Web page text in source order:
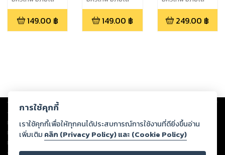
149.00 ฿ 149.00 ฿ 249.00 ฿
Copyright © 2026
ต่อผลงานหรือเนื้อหาใดที่อัปโหลดผ่านเว็บไซต์และปรากฏว่าละเมิดสิทธิใน
ทรัพย์สินทางปัญญาของบุคคลอื่นหรือขัดต่อกฎหมายและศีลธรรม ดังนั้น ผู้อ่าน
ทุกท่านโปรดใช้วิจารณญาณในการกลั่นกรองด้วยตนเอง และหากท่านพบว่าส่วน
หนึ่งส่วนใดขัดต่อกฎหมายและศีลธรรม กรุณาแจ้งมายังบริษัท เพื่อทีมงานจะได้
ดำเนินการในทันที ทั้งนี้ ทางสตอรี่ล็อกขอสงวนลิขสิทธิ์ตามพระราชบัญญัติ
การใช้คุกกี้
เราใช้คุกกี้เพื่อให้ทุกคนได้ประสบการณ์การใช้งานที่ดียิ่งขึ้นอ่าน
เพิ่มเติม คลิก (Privacy Policy) และ (Cookie Policy)